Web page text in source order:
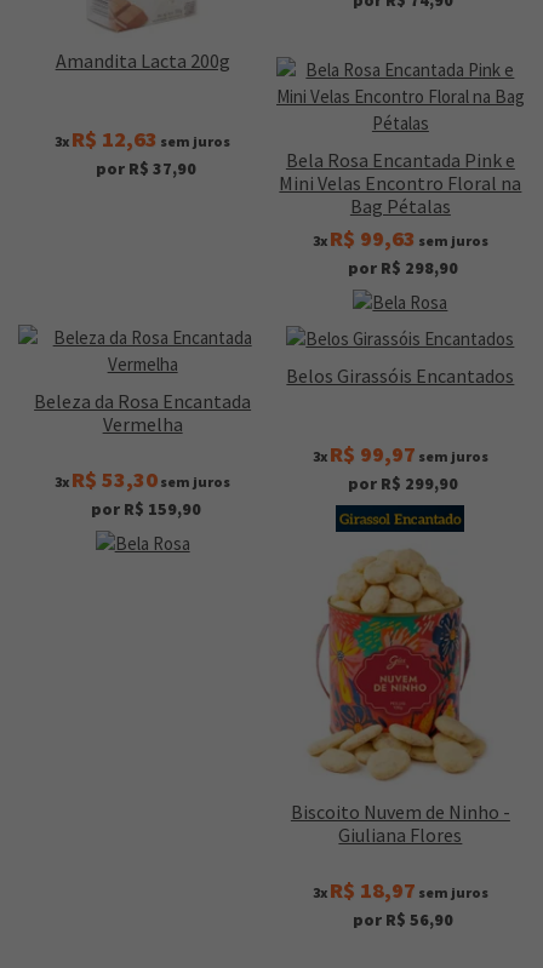
Amandita Lacta 200g
3x R$ 12,63 sem juros
por R$ 37,90
Bela Rosa Encantada Pink e
Mini Velas Encontro Floral na
Bag Pétalas
3x R$ 99,63 sem juros
por R$ 298,90
Beleza da Rosa Encantada
Vermelha
3x R$ 53,30 sem juros
por R$ 159,90
Belos Girassóis Encantados
3x R$ 99,97 sem juros
por R$ 299,90
Biscoito Nuvem de Ninho -
Giuliana Flores
3x R$ 18,97 sem juros
por R$ 56,90